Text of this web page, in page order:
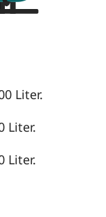
Liter.
Liter.
Liter.